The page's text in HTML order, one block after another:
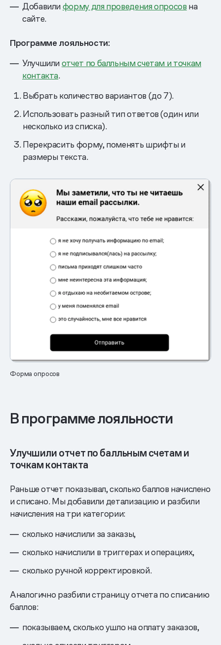
Добавилиформу для проведения опросов на
сайте.
Программе лояльности:
Улучшилиотчет по балльным счетам и точкам
контакта.
Выбрать количество вариантов (до 7).
Использовать разный тип ответов (один или
несколько из списка).
Перекрасить форму, поменять шрифты и
размеры текста.
Форма опросов
В программе лояльности
Улучшили отчет по балльным счетам и
точкам контакта
Раньше отчет показывал, сколько баллов начислено
и списано. Мы добавили детализацию и разбили
начисления на три категории:
сколько начислили за заказы,
сколько начислили в триггерах и операциях,
сколько ручной корректировкой.
Аналогично разбили страницу отчета по списанию
баллов:
показываем, сколько ушло на оплату заказов,